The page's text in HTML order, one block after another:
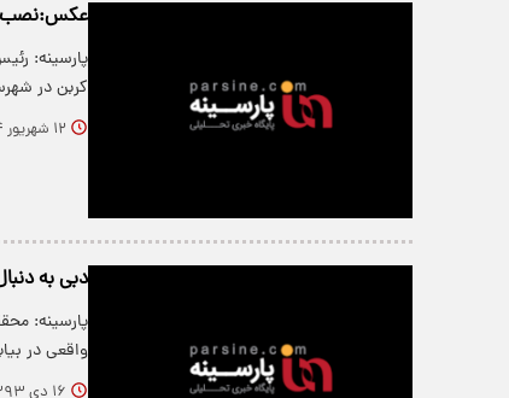
عکس:نصب
پارسینه:
کربن در
۱۲ شهریور ۱۳۹۴
دبی به
پارسینه:
واقعی در
۱۶ دی ۱۳۹۳